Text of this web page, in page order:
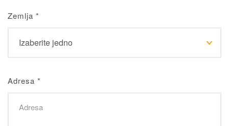
Zemlja *
Adresa *